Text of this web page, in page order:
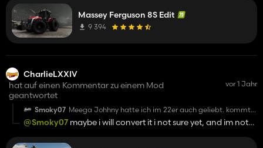
Massey Ferguson 8S Edit
9 394
CharlieLXXIV
hat auf einen Kommentar zu einem Mod
geantwortet
vor 1 Jahr
Smoky07 Meega Johhny hatte ich im 22er auch geliebt. kommt
er noch für den Ls25 ? wenn ja bitte mit geilen Sound
Frontblitzer und
@Smoky07 maybe i will convert it i not sure yet, and im not